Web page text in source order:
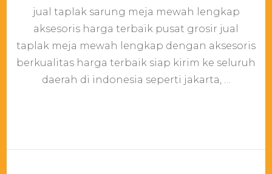
taplak
sarung
mewah
lengkap
jual taplak sarung meja mewah lengkap
aksesoris harga terbaik pusat grosir jual
taplak meja mewah lengkap dengan aksesoris
berkualitas harga terbaik siap kirim ke seluruh
daerah di indonesia seperti jakarta, …